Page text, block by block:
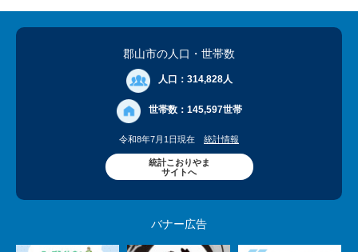
郡山市の人口 ・世帯数
人口： 314,828人
世帯数： 145,597世帯
令和8年7月1日現在 統計情報
統計こおりやま
サイトへ
バナー広告